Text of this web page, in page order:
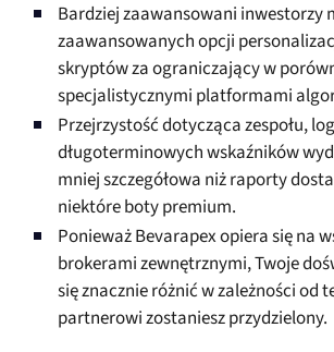
Bardziej zaawansowani inwestorzy
zaawansowanych opcji
skryptów za ograniczający w
specjalistycznymi platformami
Przejrzystość dotycząca zespołu,
długoterminowych wskaźników
mniej szczegółowa niż raporty
niektóre boty premium.
Ponieważ Bevarapex opiera się na
brokerami zewnętrznymi, Twoje
się znacznie różnić w zależności od
partnerowi zostaniesz przydzielony.